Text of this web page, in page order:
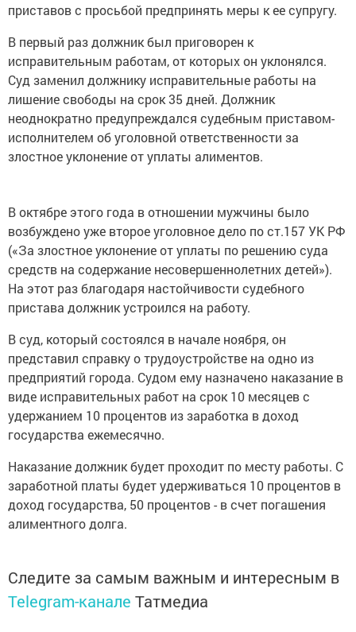
приставов с просьбой предпринять меры к ее супругу.
В первый раз должник был приговорен к
исправительным работам, от которых он уклонялся.
Суд заменил должнику исправительные работы на
лишение свободы на срок 35 дней. Должник
неоднократно предупреждался судебным приставом-
исполнителем об уголовной ответственности за
злостное уклонение от уплаты алиментов.
В октябре этого года в отношении мужчины было
возбуждено уже второе уголовное дело по ст.157 УК РФ
(«За злостное уклонение от уплаты по решению суда
средств на содержание несовершеннолетних детей»).
На этот раз благодаря настойчивости судебного
пристава должник устроился на работу.
В суд, который состоялся в начале ноября, он
представил справку о трудоустройстве на одно из
предприятий города. Судом ему назначено наказание в
виде исправительных работ на срок 10 месяцев с
удержанием 10 процентов из заработка в доход
государства ежемесячно.
Наказание должник будет проходит по месту работы. С
заработной платы будет удерживаться 10 процентов в
доход государства, 50 процентов - в счет погашения
алиментного долга.
Следите за самым важным и интересным в
Telegram-канале Татмедиа